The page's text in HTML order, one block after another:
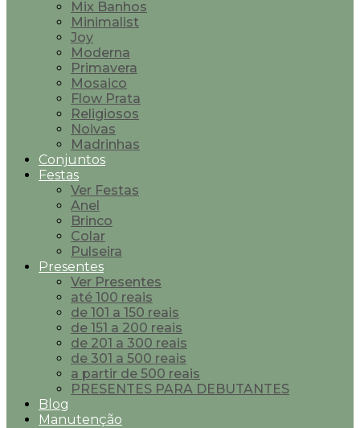
Mix Banhos
Minimalist
Joy
Moderna
Primavera
Mosaico
Flow Prata
Religiosos
Noivas
Madrinhas
Conjuntos
Festas
Ver Festas
Anel
Brinco
Colar
Pulseira
Presentes
Ver Presentes
até 100 reais
de 101 a 150 reais
de 151 a 200 reais
de 201 a 300 reais
de 301 a 500 reais
a partir de 500 reais
PRESENTES PARA DEBUTANTES
Blog
Manutenção